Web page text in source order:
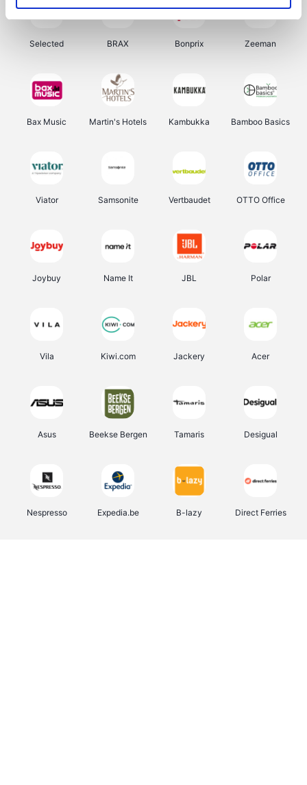
Selected BRAX Bonprix Zeeman
Bax Music Martin's Hotels Kambukka Bamboo Basics
Viator Samsonite Vertbaudet OTTO Office
Joybuy Name It JBL Polar
Vila Kiwi.com Jackery Acer
Asus Beekse Bergen Tamaris Desigual
Nespresso Expedia.be B-lazy Direct Ferries